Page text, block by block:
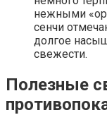
нежными
сенчи
долгое
свежести.
Полезные